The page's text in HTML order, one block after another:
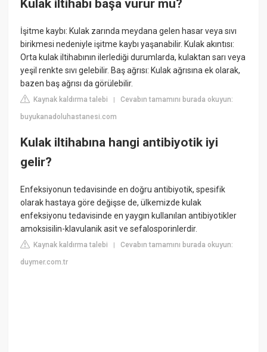
Kulak iltihabı başa vurur mu?
İşitme kaybı: Kulak zarında meydana gelen hasar veya sıvı
birikmesi nedeniyle işitme kaybı yaşanabilir. Kulak akıntısı:
Orta kulak iltihabının ilerlediği durumlarda, kulaktan sarı veya
yeşil renkte sıvı gelebilir. Baş ağrısı: Kulak ağrısına ek olarak,
bazen baş ağrısı da görülebilir.
Kaynak kaldırma talebi |Cevabın tamamını burada okuyun:
buyukanadoluhastanesi.com
Kulak iltihabına hangi antibiyotik iyi
gelir?
Enfeksiyonun tedavisinde en doğru antibiyotik, spesifik
olarak hastaya göre değişse de, ülkemizde kulak
enfeksiyonu tedavisinde en yaygın kullanılan antibiyotikler
amoksisilin-klavulanik asit ve sefalosporinlerdir.
Kaynak kaldırma talebi |Cevabın tamamını burada okuyun:
duymer.com.tr